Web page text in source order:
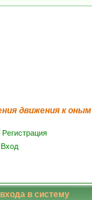
движения к оным
Регистрация
Вход
в систему